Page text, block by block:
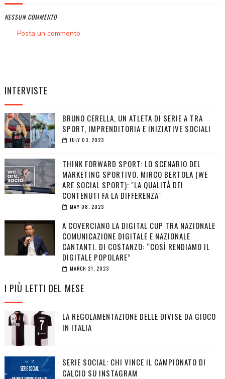
NESSUN COMMENTO
Posta un commento
INTERVISTE
BRUNO CERELLA, UN ATLETA DI SERIE A TRA
SPORT, IMPRENDITORIA E INIZIATIVE SOCIALI
JULY 03, 2023
THINK FORWARD SPORT: LO SCENARIO DEL
MARKETING SPORTIVO. MIRCO BERTOLA (WE
ARE SOCIAL SPORT): "LA QUALITÀ DEI
CONTENUTI FA LA DIFFERENZA"
MAY 08, 2023
A COVERCIANO LA DIGITAL CUP TRA NAZIONALE
COMUNICAZIONE DIGITALE E NAZIONALE
CANTANTI. DI COSTANZO: “COSÌ RENDIAMO IL
DIGITALE POPOLARE”
MARCH 21, 2023
I PIÙ LETTI DEL MESE
LA REGOLAMENTAZIONE DELLE DIVISE DA GIOCO
IN ITALIA
SERIE SOCIAL: CHI VINCE IL CAMPIONATO DI
CALCIO SU INSTAGRAM